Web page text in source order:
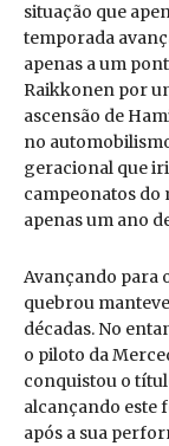
situação que
temporada
apenas a um
Raikkonen por
ascensão de
no
geracional que
campeonatos
apenas um ano
Avançando para
quebrou
décadas. No
o piloto da
conquistou o
alcançando este
após a sua